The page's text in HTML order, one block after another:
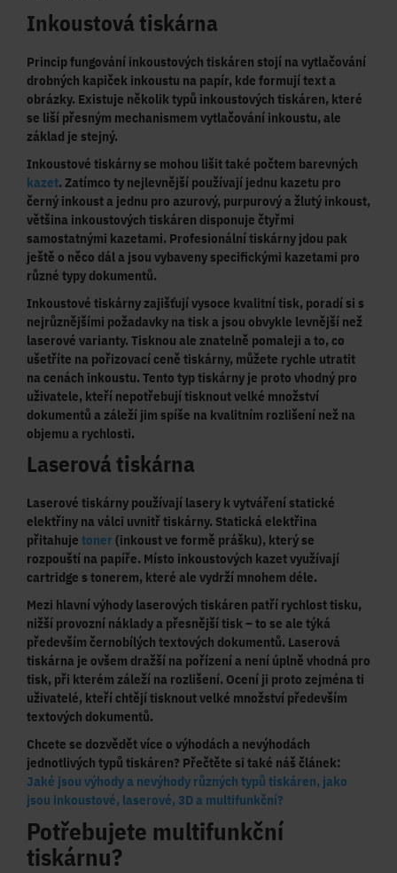
Inkoustová tiskárna
Princip fungování inkoustových tiskáren stojí na vytlačování
drobných kapiček inkoustu na papír, kde formují text a
obrázky. Existuje několik typů inkoustových tiskáren, které
se liší přesným mechanismem vytlačování inkoustu, ale
základ je stejný.
Inkoustové tiskárny se mohou lišit také počtem barevných
kazet. Zatímco ty nejlevnější používají jednu kazetu pro
černý inkoust a jednu pro azurový, purpurový a žlutý inkoust,
většina inkoustových tiskáren disponuje čtyřmi
samostatnými kazetami. Profesionální tiskárny jdou pak
ještě o něco dál a jsou vybaveny specifickými kazetami pro
různé typy dokumentů.
Inkoustové tiskárny zajišťujívysoce kvalitní tisk, poradí si s
nejrůznějšími požadavky na tisk a jsou obvykle levnější než
laserové varianty. Tisknou ale znatelně pomaleji a to, co
ušetříte na pořizovací ceně tiskárny, můžete rychle utratit
na cenách inkoustu. Tento typ tiskárny je proto vhodný pro
uživatele, kteří nepotřebují tisknout velké množství
dokumentů a záleží jim spíše na kvalitním rozlišení než na
objemu a rychlosti.
Laserová tiskárna
Laserové tiskárny používají lasery k vytváření statické
elektřiny na válci uvnitř tiskárny. Statická elektřina
přitahuje toner (inkoust ve formě prášku), který se
rozpouští na papíře. Místo inkoustových kazet využívají
cartridge s tonerem, které ale vydrží mnohem déle.
Mezi hlavní výhody laserových tiskáren patří rychlost tisku,
nižší provozní nákladya přesnější tisk– to se ale týká
především černobílých textových dokumentů. Laserová
tiskárna je ovšem dražší na pořízení a není úplně vhodná pro
tisk, při kterém záleží na rozlišení. Ocení ji proto zejména ti
uživatelé, kteří chtějítisknout velké množství především
textových dokumentů.
Chcete se dozvědět více o výhodách a nevýhodách
jednotlivých typů tiskáren? Přečtěte si také náš článek:
Jaké jsou výhody a nevýhody různých typů tiskáren, jako
jsou inkoustové, laserové, 3D a multifunkční?
Potřebujete multifunkční
tiskárnu?